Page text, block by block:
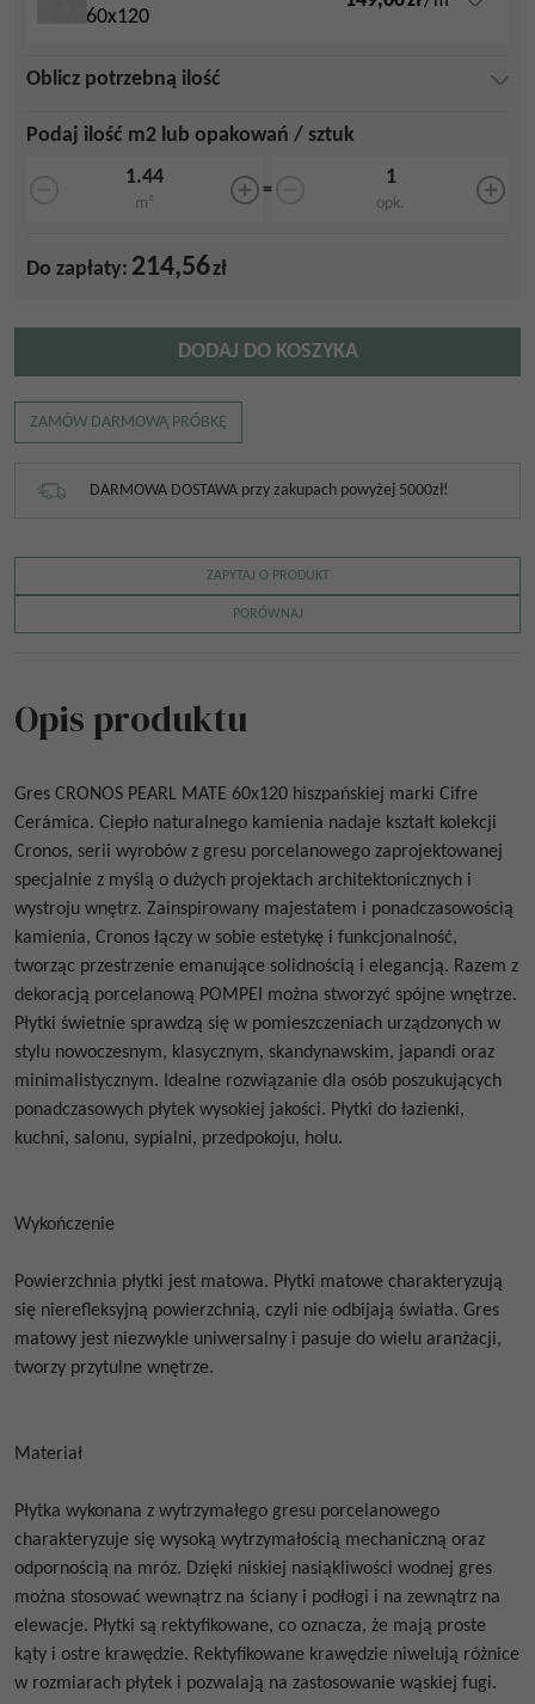
60x120
Oblicz potrzebną ilość
Podaj ilość m2 lub opakowań / sztuk
m²
=
opk.
Do zapłaty: 214,56zł
DODAJ DO KOSZYKA
ZAMÓW DARMOWĄ PRÓBKĘ
DARMOWA DOSTAWA przy zakupach powyżej 5000zł!
ZAPYTAJ O PRODUKT
PORÓWNAJ
Opis produktu
Gres CRONOS PEARL MATE 60x120 hiszpańskiej marki Cifre
Cerámica. Ciepło naturalnego kamienia nadaje kształt kolekcji
Cronos, serii wyrobów z gresu porcelanowego zaprojektowanej
specjalnie z myślą o dużych projektach architektonicznych i
wystroju wnętrz. Zainspirowany majestatem i ponadczasowością
kamienia, Cronos łączy w sobie estetykę i funkcjonalność,
tworząc przestrzenie emanujące solidnością i elegancją. Razem z
dekoracją porcelanową POMPEI można stworzyć spójne wnętrze.
Płytki świetnie sprawdzą się w pomieszczeniach urządzonych w
stylu nowoczesnym, klasycznym, skandynawskim, japandi oraz
minimalistycznym. Idealne rozwiązanie dla osób poszukujących
ponadczasowych płytek wysokiej jakości. Płytki do łazienki,
kuchni, salonu, sypialni, przedpokoju, holu.
Wykończenie
Powierzchnia płytki jest matowa. Płytki matowe charakteryzują
się nierefleksyjną powierzchnią, czyli nie odbijają światła. Gres
matowy jest niezwykle uniwersalny i pasuje do wielu aranżacji,
tworzy przytulne wnętrze.
Materiał
Płytka wykonana z wytrzymałego gresu porcelanowego
charakteryzuje się wysoką wytrzymałością mechaniczną oraz
odpornością na mróz. Dzięki niskiej nasiąkliwości wodnej gres
można stosować wewnątrz na ściany i podłogi i na zewnątrz na
elewacje. Płytki są rektyfikowane, co oznacza, że mają proste
kąty i ostre krawędzie. Rektyfikowane krawędzie niwelują różnice
w rozmiarach płytek i pozwalają na zastosowanie wąskiej fugi.